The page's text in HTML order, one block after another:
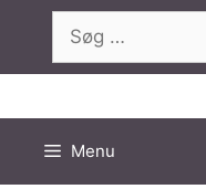
indhold
efter:
Menu